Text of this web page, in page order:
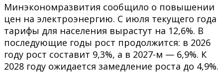
Минэкономразвития сообщило о повышении
цен на электроэнергию. С июля текущего года
тарифы для населения вырастут на 12,6%. В
последующие годы рост продолжится: в 2026
году рост составит 9,3%, а в 2027-м — 6,9%. К
2028 году ожидается замедление роста до 4,9%.